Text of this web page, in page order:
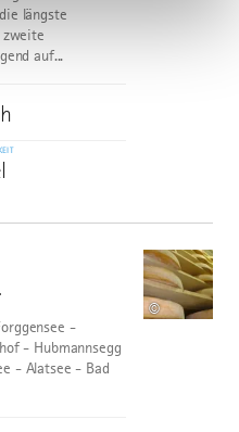
längste
zweite
auf...
©
-
- Hubmannsegg
- Alatsee - Bad